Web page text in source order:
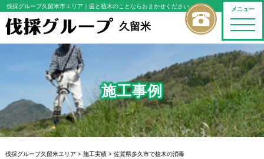
メニュー
toggle
伐採グループ久留米市エリア ｜庭と植木のことならおまかせください
久留米
施工事例
伐採グループ久留米エリア > 施工実績> 佐賀県多久市で植木の消毒